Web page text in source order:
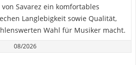
Savarez ein komfortables
Langlebigkeit sowie Qualität,
Wahl für Musiker macht.
08/2026